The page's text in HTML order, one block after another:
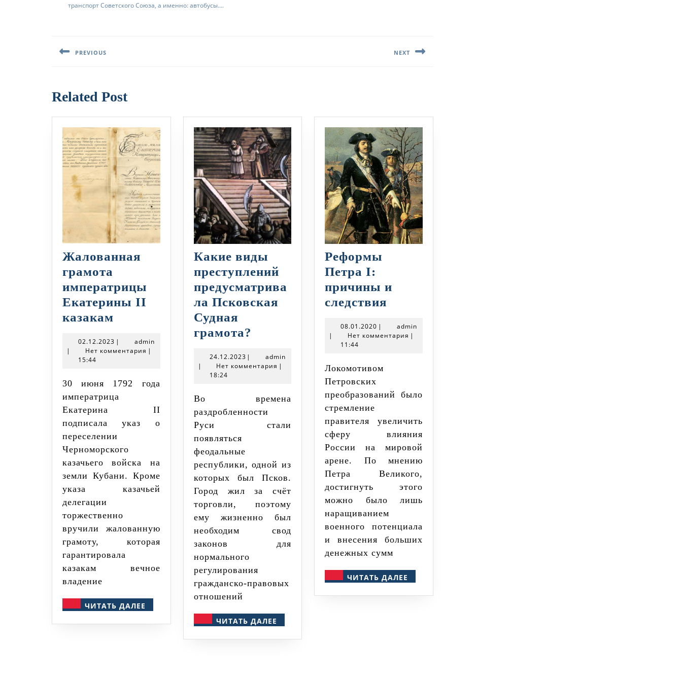
транспорт Советского Союза, а именно: автобусы....
по
PREVIOUS NEXT
Related Post
Жалованная
грамота
императрицы
Екатерины II
казакам
императрицы
II
казакам
02.12.2023 02.12.2023
| adminadmin
|
Нет комментария |
15:44
30 июня 1792 года
императрица
Екатерина II
подписала указ о
переселении
Черноморского
казачьего войска на
земли Кубани. Кроме
указа казачьей
делегации
торжественно
вручили жалованную
грамоту, которая
гарантировала
казакам вечное
владение
ЧИТАТЬ ДАЛЕЕ
ДАЛЕЕ
Какие виды
преступлений
предусматрива
ла Псковская
Судная
грамота?
преступлений
предусматривала
Судная
грамота?
24.12.202324.12.2023
| admin
|
Нет комментария |
18:24
Во времена
раздробленности
Руси стали
появляться
феодальные
республики, одной из
которых был Псков.
Город жил за счёт
торговли, поэтому
ему жизненно был
необходим свод
законов для
нормального
регулирования
гражданско-правовых
отношений
ЧИТАТЬ ДАЛЕЕ
ДАЛЕЕ
Реформы
Петра I:
причины и
следствия
I:
08.01.2020 08.01.2020
| adminadmin
|
Нет комментария |
11:44
Локомотивом
Петровских
преобразований было
стремление
правителя увеличить
сферу влияния
России на мировой
арене. По мнению
Петра Великого,
достигнуть этого
можно было лишь
наращиванием
военного потенциала
и внесения больших
денежных сумм
ЧИТАТЬ ДАЛЕЕ
ДАЛЕЕ